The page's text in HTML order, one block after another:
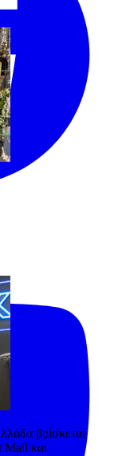
βρίσκεται
Mall και